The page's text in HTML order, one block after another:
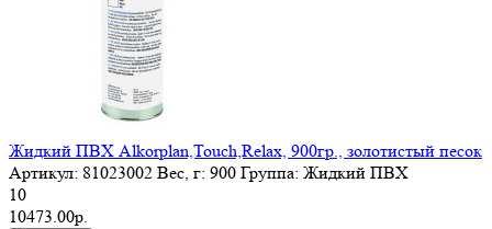
Жидкий ПВХ Alkorplan,Touch,Relax, 900гр., золотистый песок
Артикул: 81023002 Вес, г: 900 Группа: Жидкий ПВХ
10
10473.00р.